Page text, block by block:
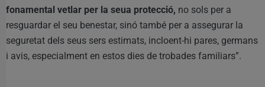
fonamental vetlar per la seua protecció, no sols per a
resguardar el seu benestar, sinó també per a assegurar la
seguretat dels seus sers estimats, incloent-hi pares, germans
i avis, especialment en estos dies de trobades familiars”.